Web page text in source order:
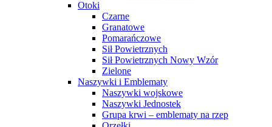
Otoki
Czarne
Granatowe
Pomarańczowe
Sił Powietrznych
Sił Powietrznych Nowy Wzór
Zielone
Naszywki i Emblematy
Naszywki wojskowe
Naszywki Jednostek
Grupa krwi – emblematy na rzep